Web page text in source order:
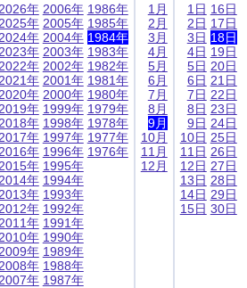
2026年
2025年
2024年
2023年
2022年
2021年
2020年
2019年
2018年
2017年
2016年
2015年
2014年
2013年
2012年
2011年
2010年
2009年
2008年
2007年
2006年
2005年
2004年
2003年
2002年
2001年
2000年
1999年
1998年
1997年
1996年
1995年
1994年
1993年
1992年
1991年
1990年
1989年
1988年
1987年
1986年
1985年
1984年
1983年
1982年
1981年
1980年
1979年
1978年
1977年
1976年
1月
2月
3月
4月
5月
6月
7月
8月
9月
10月
11月
12月
1日
2日
3日
4日
5日
6日
7日
8日
9日
10日
11日
12日
13日
14日
15日
16日
17日
18日
19日
20日
21日
22日
23日
24日
25日
26日
27日
28日
29日
30日